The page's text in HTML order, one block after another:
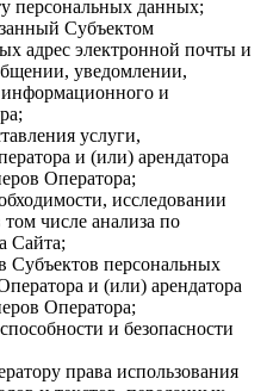
персональных данных;
Субъектом
адрес электронной почты и
уведомлении,
информационного и
услуги,
и (или) арендатора
Оператора;
исследовании
числе анализа по
Сайта;
Субъектов персональных
и (или) арендатора
Оператора;
и безопасности
права использования